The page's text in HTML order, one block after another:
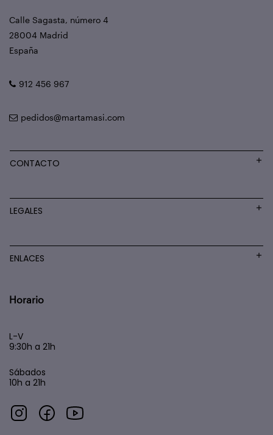
Calle Sagasta, número 4
28004 Madrid
España
912 456 967
pedidos@martamasi.com
CONTACTO
LEGALES
ENLACES
Horario
L-V
9:30h a 21h
Sábados
10h a 21h